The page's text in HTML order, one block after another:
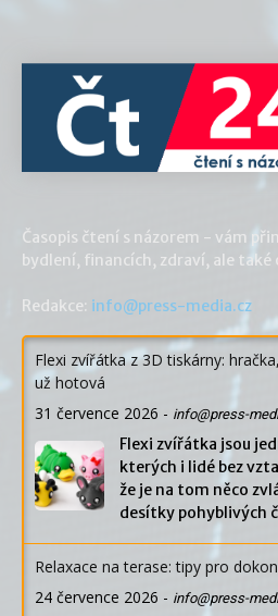
Časopis čtení s názorem - vám
bydlení, financích, zdraví, ale také
Redakce: info@press-media.cz
Flexi zvířátka z 3D tiskárny:
už hotová
31 července 2026 - info@press-
Flexi zvířátka jsou
kterých i lidé bez
že je na tom něco
desítky pohyblivých
Relaxace na terase: tipy pro
24 července 2026 - info@press-